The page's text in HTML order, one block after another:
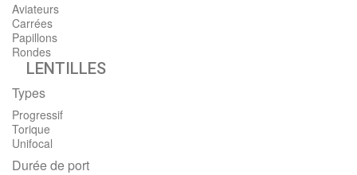
Aviateurs
Carrées
Papillons
Rondes
LENTILLES
Types
Progressif
Torique
Unifocal
Durée de port